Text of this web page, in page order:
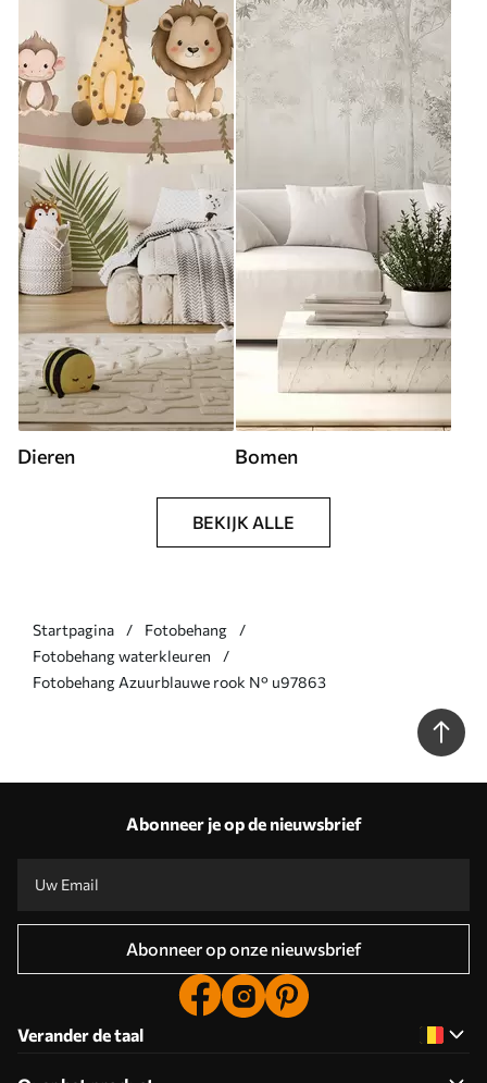
Dieren Bomen
BEKIJK ALLE
Startpagina
Fotobehang
Fotobehang waterkleuren
Fotobehang Azuurblauwe rook N° u97863
Abonneer je op de nieuwsbrief
Abonneer op onze nieuwsbrief
Verander de taal